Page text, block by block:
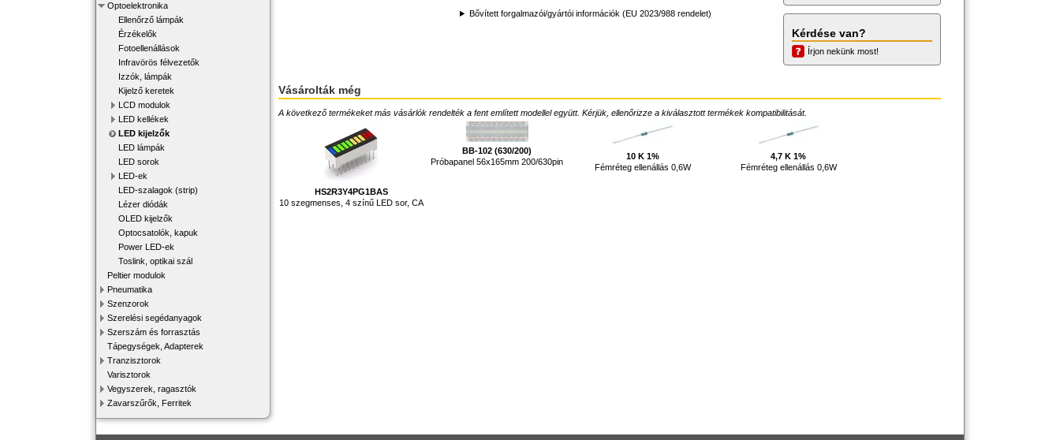
Optoelektronika
Ellenőrző lámpák
Érzékelők
Fotoellenállások
Infravörös félvezetők
Izzók, lámpák
Kijelző keretek
LCD modulok
LED kellékek
LED kijelzők
LED lámpák
LED sorok
LED-ek
LED-szalagok (strip)
Lézer diódák
OLED kijelzők
Optocsatolók, kapuk
Power LED-ek
Toslink, optikai szál
Peltier modulok
Pneumatika
Szenzorok
Szerelési segédanyagok
Szerszám és forrasztás
Tápegységek, Adapterek
Tranzisztorok
Varisztorok
Vegyszerek, ragasztók
Zavarszűrők, Ferritek
Bővített forgalmazói/gyártói információk (EU 2023/988 rendelet)
Kérdése van?
Írjon nekünk most!
Vásárolták még
A következő termékeket más vásárlók rendelték a fent említett modellel együtt. Kérjük, ellenőrizze a kiválasztott termékek kompatibilitását.
HS2R3Y4PG1BAS
10 szegmenses, 4 színű LED sor, CA
BB-102 (630/200)
Próbapanel 56x165mm 200/630pin
10 K 1%
Fémréteg ellenállás 0,6W
4,7 K 1%
Fémréteg ellenállás 0,6W